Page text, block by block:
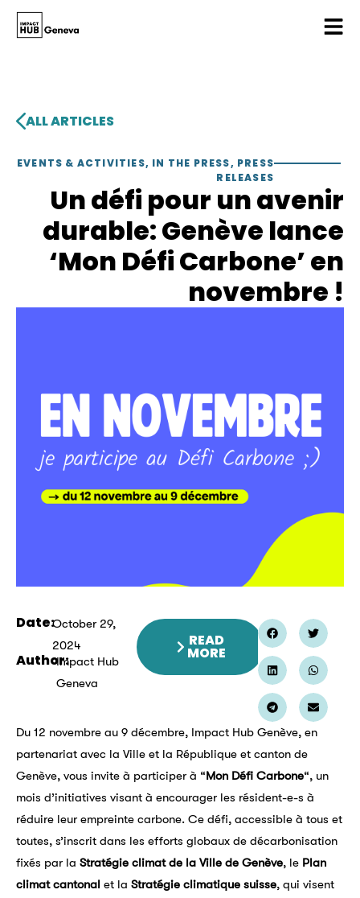
ALL ARTICLES
EVENTS & ACTIVITIES, IN THE PRESS, PRESS
RELEASES
Un défi pour un avenir
durable: Genève lance
‘Mon Défi Carbone’ en
novembre !
Du 12 novembre au 9 décembre, Impact Hub Genève, en
partenariat avec la Ville et la République et canton de
Genève, vous invite à participer à “Mon Défi Carbone“, un
mois d’initiatives visant à encourager les résident-e-s à
réduire leur empreinte carbone. Ce défi, accessible à tous et
toutes, s’inscrit dans les efforts globaux de décarbonisation
fixés par la Stratégie climat de la Ville de Genève, le Plan
climat cantonal et la Stratégie climatique suisse, qui visent
Date:October 29,
2024
Author:Impact Hub
Geneva
READ
MORE